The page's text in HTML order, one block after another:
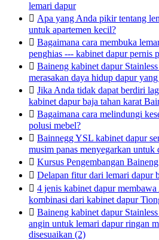
lemari dapur
 Apa yang Anda pikir tentang
untuk apartemen kecil?
 Bagaimana cara membuka
penghias --- kabinet dapur pernis
 Baineng kabinet dapur
merasakan daya hidup dapur yang
 Jika Anda tidak dapat berdiri
kabinet dapur baja tahan karat
 Bagaimana cara melindungi
polusi mebel?
 Bainnegg YSL kabinet dapur
musim panas menyegarkan untuk
 Kursus Pengembangan Baineng
 Delapan fitur dari lemari dapur
 4 jenis kabinet dapur
kombinasi dari kabinet dapur
 Baineng kabinet dapur
angin untuk lemari dapur ringan
disesuaikan (2)